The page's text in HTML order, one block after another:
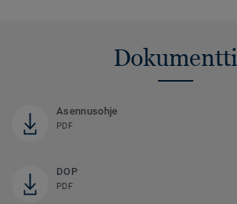
Dokumentti
Asennusohje
PDF
DOP
PDF